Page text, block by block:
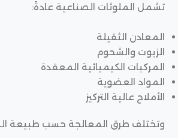
تشمل الملوثات الصناعية عادةً:
المعادن الثقيلة
الزيوت والشحوم
المركبات الكيميائية المعقدة
المواد العضوية
الأملاح عالية التركيز
وتختلف طرق المعالجة حسب طبيعة